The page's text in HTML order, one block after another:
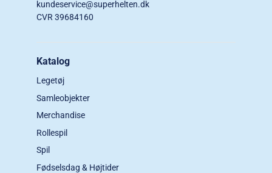
kundeservice@superhelten.dk
CVR 39684160
Katalog
Legetøj
Samleobjekter
Merchandise
Rollespil
Spil
Fødselsdag & Højtider